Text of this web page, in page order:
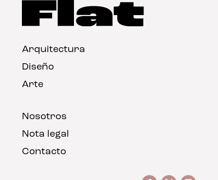
Arquitectura
Diseño
Arte
Nosotros
Nota legal
Contacto